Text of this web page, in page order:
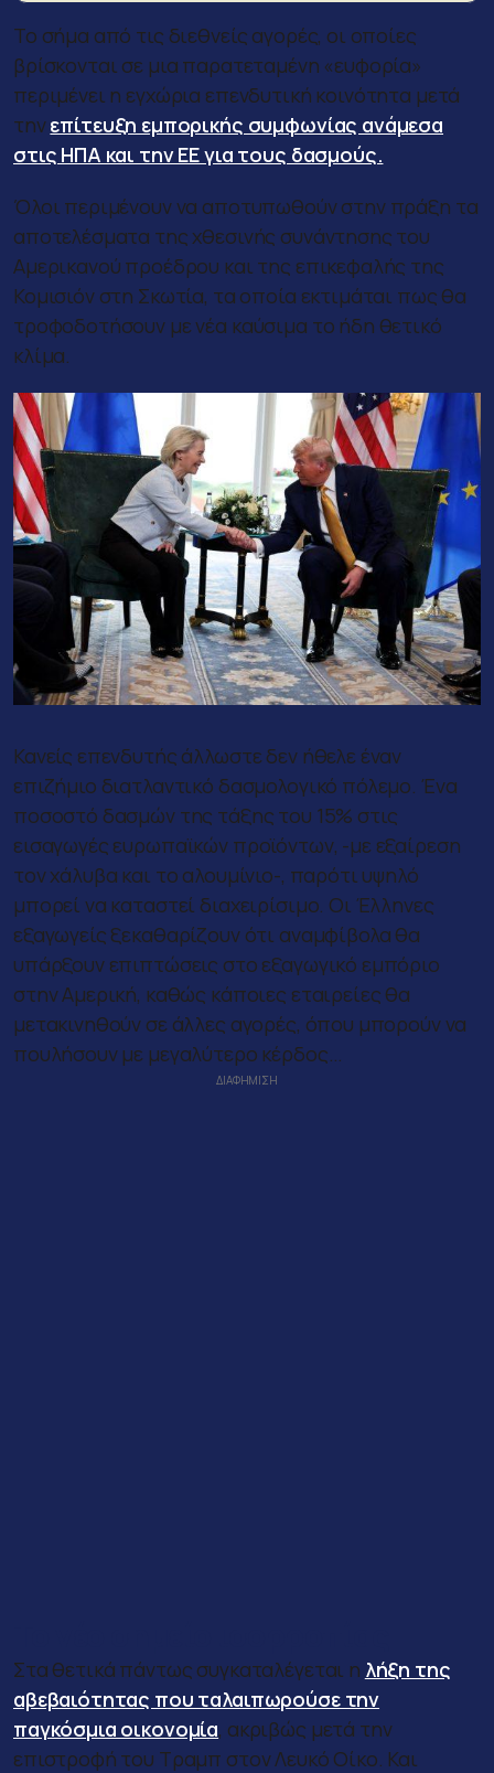
Το σήμα από τις διεθνείς αγορές, οι οποίες
βρίσκονται σε μια παρατεταμένη «ευφορία»
περιμένει η εγχώρια επενδυτική κοινότητα μετά
τηνεπίτευξη εμπορικής συμφωνίας ανάμεσα
στις ΗΠΑ και την ΕΕ για τους δασμούς.
Όλοι περιμένουν να αποτυπωθούν στην πράξη τα
αποτελέσματα της χθεσινής συνάντησης του
Αμερικανού προέδρου και της επικεφαλής της
Κομισιόν στη Σκωτία, τα οποία εκτιμάται πως θα
τροφοδοτήσουν με νέα καύσιμα το ήδη θετικό
κλίμα.
Κανείς επενδυτής άλλωστε δεν ήθελε έναν
επιζήμιο διατλαντικό δασμολογικό πόλεμο. Ένα
ποσοστό δασμών της τάξης του 15% στις
εισαγωγές ευρωπαϊκών προϊόντων, -με εξαίρεση
τον χάλυβα και το αλουμίνιο-, παρότι υψηλό
μπορεί να καταστεί διαχειρίσιμο. Οι Έλληνες
εξαγωγείς ξεκαθαρίζουν ότι αναμφίβολα θα
υπάρξουν επιπτώσεις στο εξαγωγικό εμπόριο
στην Αμερική, καθώς κάποιες εταιρείες θα
μετακινηθούν σε άλλες αγορές, όπου μπορούν να
πουλήσουν με μεγαλύτερο κέρδος…
Στα θετικά πάντως συγκαταλέγεται η λήξη της
αβεβαιότητας που ταλαιπωρούσε την
παγκόσμια οικονομία, ακριβώς μετά την
επιστροφή του Τραμπ στον Λευκό Οίκο. Και